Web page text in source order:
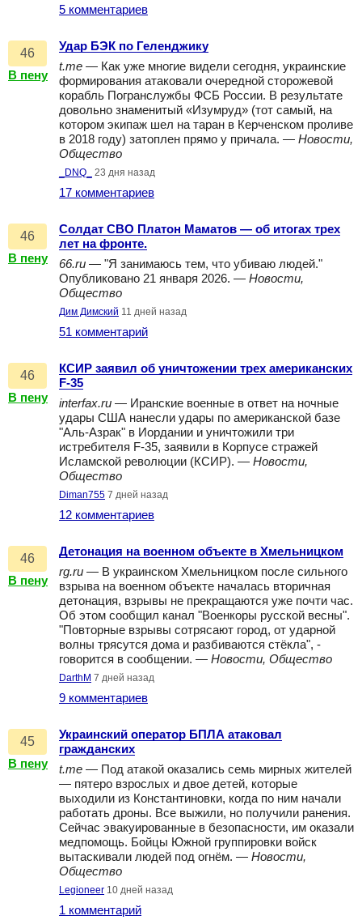
5 комментариев
46
В пену
Удар БЭК по Геленджику
t.me — Как уже многие видели сегодня, украинские
формирования атаковали очередной сторожевой
корабль Погранслужбы ФСБ России. В результате
довольно знаменитый «Изумруд» (тот самый, на
котором экипаж шел на таран в Керченском проливе
в 2018 году) затоплен прямо у причала. — Новости,
Общество
_DNQ_ 23 дня назад
17 комментариев
46
В пену
Солдат СВО Платон Маматов — об итогах трех
лет на фронте.
66.ru — "Я занимаюсь тем, что убиваю людей."
Опубликовано 21 января 2026. — Новости,
Общество
Дим Димский 11 дней назад
51 комментарий
46
В пену
КСИР заявил об уничтожении трех американских
F-35
interfax.ru — Иранские военные в ответ на ночные
удары США нанесли удары по американской базе
"Аль-Азрак" в Иордании и уничтожили три
истребителя F-35, заявили в Корпусе стражей
Исламской революции (КСИР). — Новости,
Общество
Diman755 7 дней назад
12 комментариев
46
В пену
Детонация на военном объекте в Хмельницком
rg.ru — В украинском Хмельницком после сильного
взрыва на военном объекте началась вторичная
детонация, взрывы не прекращаются уже почти час.
Об этом сообщил канал "Военкоры русской весны".
"Повторные взрывы сотрясают город, от ударной
волны трясутся дома и разбиваются стёкла", -
говорится в сообщении. — Новости, Общество
DarthM 7 дней назад
9 комментариев
45
В пену
Украинский оператор БПЛА атаковал
гражданских
t.me — Под атакой оказались семь мирных жителей
— пятеро взрослых и двое детей, которые
выходили из Константиновки, когда по ним начали
работать дроны. Все выжили, но получили ранения.
Сейчас эвакуированные в безопасности, им оказали
медпомощь. Бойцы Южной группировки войск
вытаскивали людей под огнём. — Новости,
Общество
Legioneer 10 дней назад
1 комментарий